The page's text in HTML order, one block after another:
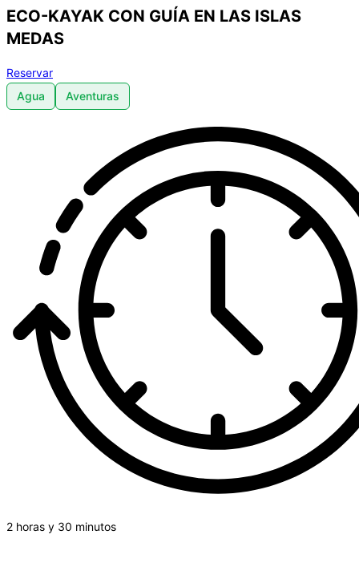
ECO-KAYAK CON GUÍA EN LAS ISLAS
MEDAS
Reservar
Agua
Aventuras
2 horas y 30 minutos